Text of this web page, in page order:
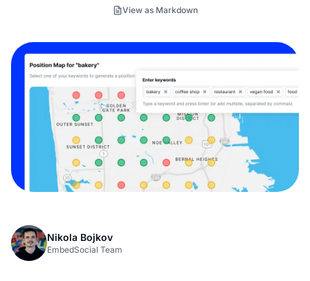
View as Markdown
Nikola Bojkov
EmbedSocial Team